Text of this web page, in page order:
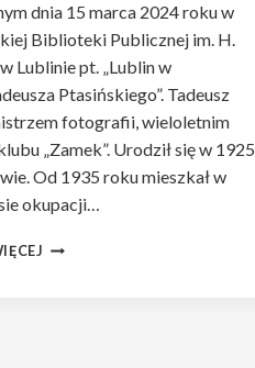
dnia 15 marca 2024 roku w
Biblioteki Publicznej im. H.
Lublinie pt. „Lublin w
Ptasińskiego”. Tadeusz
fotografii, wieloletnim
„Zamek”. Urodził się w 1925
Od 1935 roku mieszkał w
okupacji…
O